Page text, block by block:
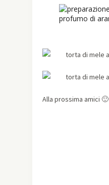
Alla prossima amici 🙂